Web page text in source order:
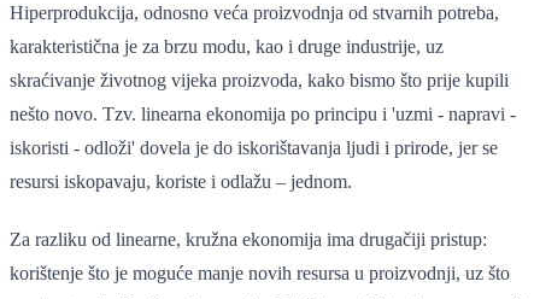
Hiperprodukcija, odnosno veća proizvodnja od stvarnih potreba,
karakteristična je za brzu modu, kao i druge industrije, uz
skraćivanje životnog vijeka proizvoda, kako bismo što prije kupili
nešto novo. Tzv. linearna ekonomija po principu i 'uzmi - napravi -
iskoristi - odloži' dovela je do iskorištavanja ljudi i prirode, jer se
resursi iskopavaju, koriste i odlažu – jednom.
Za razliku od linearne, kružna ekonomija ima drugačiji pristup:
korištenje što je moguće manje novih resursa u proizvodnji, uz što